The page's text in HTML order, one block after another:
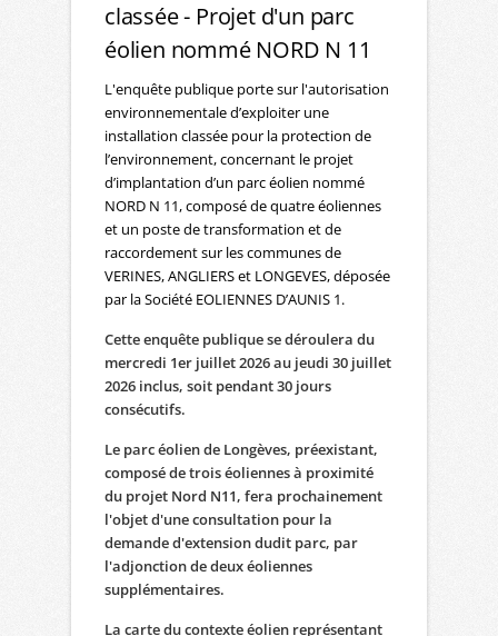
classée - Projet d'un parc
éolien nommé NORD N 11
L'enquête publique porte sur l'autorisation
environnementale d’exploiter une
installation classée pour la protection de
l’environnement, concernant le projet
d’implantation d’un parc éolien nommé
NORD N 11, composé de quatre éoliennes
et un poste de transformation et de
raccordement sur les communes de
VERINES, ANGLIERS et LONGEVES, déposée
par la Société EOLIENNES D’AUNIS 1.
Cette enquête publique se déroulera du
mercredi 1er juillet 2026 au jeudi 30 juillet
2026 inclus, soit pendant 30 jours
consécutifs.
Le parc éolien de Longèves, préexistant,
composé de trois éoliennes à proximité
du projet Nord N11, fera prochainement
l'objet d'une consultation pour la
demande d'extension dudit parc, par
l'adjonction de deux éoliennes
supplémentaires.
La carte du contexte éolien représentant